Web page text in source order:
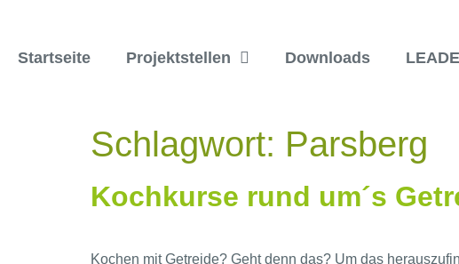
Startseite Projektstellen Downloads
Schlagwort: Parsberg
Kochkurse rund um´s
Kochen mit Getreide? Geht denn das? Um das